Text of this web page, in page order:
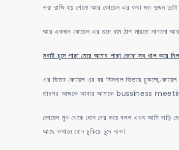
ওরা রাজি হয় গেলো আর কোয়েল এর কথা মত দুজন
আর একজন কোয়েল এর গুদে রাম ঠাপ মারতে লাগলো
সবাই চুদে পাছা মেরে আমার পাছা ভোদা সব খাল করে দিল
এর ভিতর কোয়েল এর বর নিসপাল ভিতরে ঢুকলো,কোয়েল
তারপর আজকে আবার আমাকে bussiness meeting
কোয়েল মুখ থেকে ধোন বের করে বলল এখন আমি বাড়ি
আছে ওখানে ধোন ঢুকিয়ে চুদে দাও।